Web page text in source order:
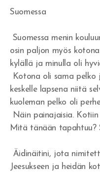
Suomessa
Suomessa menin
osin paljon myös
kylällä ja minulla oli
Kotona oli sama pelko
keskelle lapsena niitä
kuoleman pelko oli
Näin painajaisia.
Mitä tänään tapahtuu?
Äidinäitini, jota
Jeesukseen ja heidän
Herätys!
Rukousvastauksia ja
Miksi ei tule herätystä?
Tapahtukoon Sinun tahtosi
Herran koulussa
Tuli syttyy rinnassa